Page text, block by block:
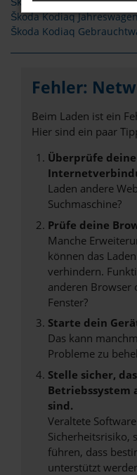
Škoda Kodiaq
Škoda Kodiaq
Fehler:
Beim Laden ist ein
Hier sind ein paar
Überprüfe
Laden andere
Suchmaschine?
Prüfe deine
Manche
können das
verhindern.
anderen Browser
Fenster?
Starte dein
Das kann
Probleme zu
Stelle sicher,
Betriebssystem
sind.
Veraltete
Sicherheitsrisiko,
führen, dass
unterstützt